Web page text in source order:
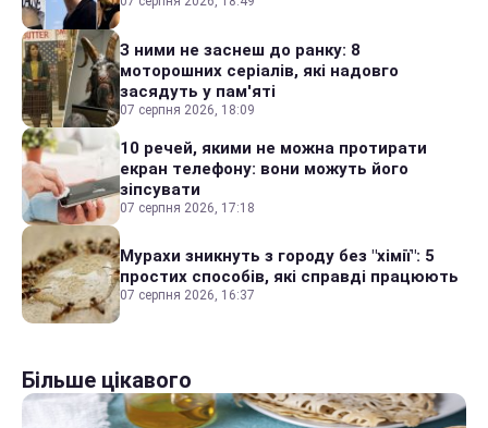
З ними не заснеш до ранку: 8
моторошних серіалів, які надовго
засядуть у пам'яті
07 серпня 2026, 18:09
10 речей, якими не можна протирати
екран телефону: вони можуть його
зіпсувати
07 серпня 2026, 17:18
Мурахи зникнуть з городу без "хімії": 5
простих способів, які справді працюють
07 серпня 2026, 16:37
Більше цікавого